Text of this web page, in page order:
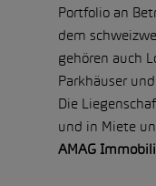
Portfolio an
dem
gehören auch
Parkhäuser
Die
und in Miete
AMAG